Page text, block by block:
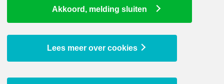
Uw pensioen wordt verhoogd
9 juli 2026
Bedrag ineens bij pensionering vanaf 2029 mogelijk
Akkoord, melding sluiten
Lees meer over cookies